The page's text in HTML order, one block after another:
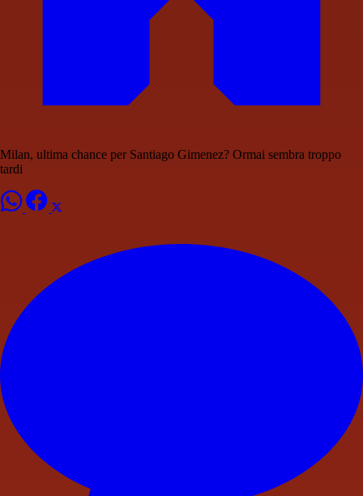
Milan, ultima chance per Santiago Gimenez? Ormai sembra troppo
tardi